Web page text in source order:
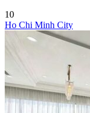
10
Ho Chi Minh City